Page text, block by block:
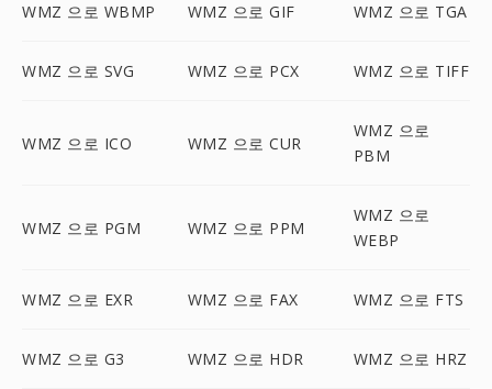
WMZ 으로 WBMP WMZ 으로 GIF WMZ 으로 TGA
WMZ 으로 SVG WMZ 으로 PCX WMZ 으로 TIFF
WMZ 으로 ICO WMZ 으로 CUR
WMZ 으로
PBM
WMZ 으로 PGM WMZ 으로 PPM
WMZ 으로
WEBP
WMZ 으로 EXR WMZ 으로 FAX WMZ 으로 FTS
WMZ 으로 G3 WMZ 으로 HDR WMZ 으로 HRZ